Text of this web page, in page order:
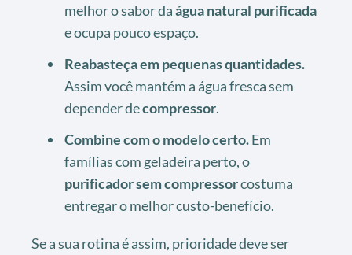
melhor o sabor daágua natural purificada
e ocupa pouco espaço.
Reabasteça em pequenas quantidades.
Assim você mantém a água fresca sem
depender decompressor.
Combine com o modelo certo.Em
famílias com geladeira perto, o
purificador sem compressorcostuma
entregar o melhor custo-benefício.
Se a sua rotina é assim, prioridade deve ser